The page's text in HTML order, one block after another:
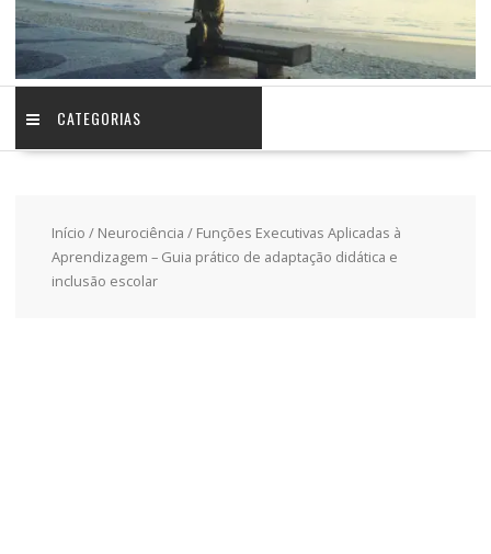
CATEGORIAS
Início / Neurociência / Funções Executivas Aplicadas à
Aprendizagem – Guia prático de adaptação didática e
inclusão escolar